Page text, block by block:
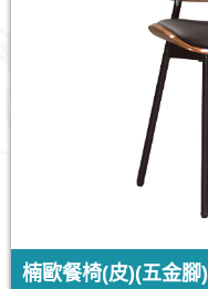
楠歐餐椅(皮)(五金腳)